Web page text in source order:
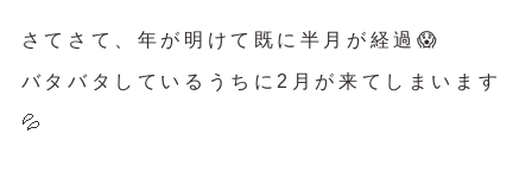
さてさて、年が明けて既に半月が経過😱
バタバタしているうちに2月が来てしまいます
💦